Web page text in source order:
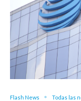
Flash News Todas las